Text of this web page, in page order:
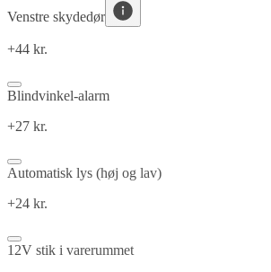
Venstre skydedør
+44 kr.
Blindvinkel-alarm
+27 kr.
Automatisk lys (høj og lav)
+24 kr.
12V stik i varerummet